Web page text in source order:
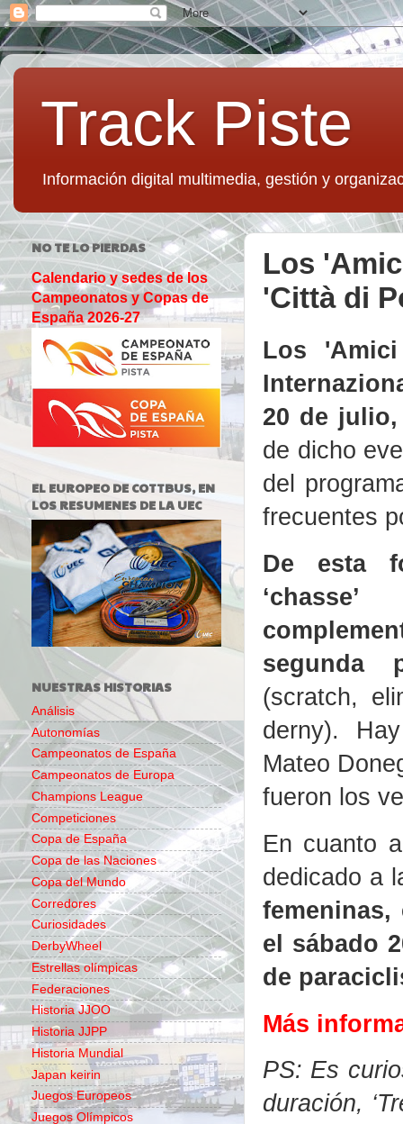
Track Piste
Información digital multimedia, gestión y
Los
'Città di
Los
20 de
de dicho
del
frecuentes
De esta
segunda
(scratch,
derny).
Mateo
fueron los
En cuanto
dedicado a
el sábado
de
Más
PS: Es
duración,
NO TE LO PIERDAS
Calendario y sedes de los
Campeonatos y Copas de
España 2026-27
EL EUROPEO DE COTTBUS, EN
LOS RESUMENES DE LA UEC
NUESTRAS HISTORIAS
Análisis
Autonomías
Campeonatos de España
Campeonatos de Europa
Champions League
Competiciones
Copa de España
Copa de las Naciones
Copa del Mundo
Corredores
Curiosidades
DerbyWheel
Estrellas olímpicas
Federaciones
Historia JJOO
Historia JJPP
Historia Mundial
Japan keirin
Juegos Europeos
Juegos Olímpicos